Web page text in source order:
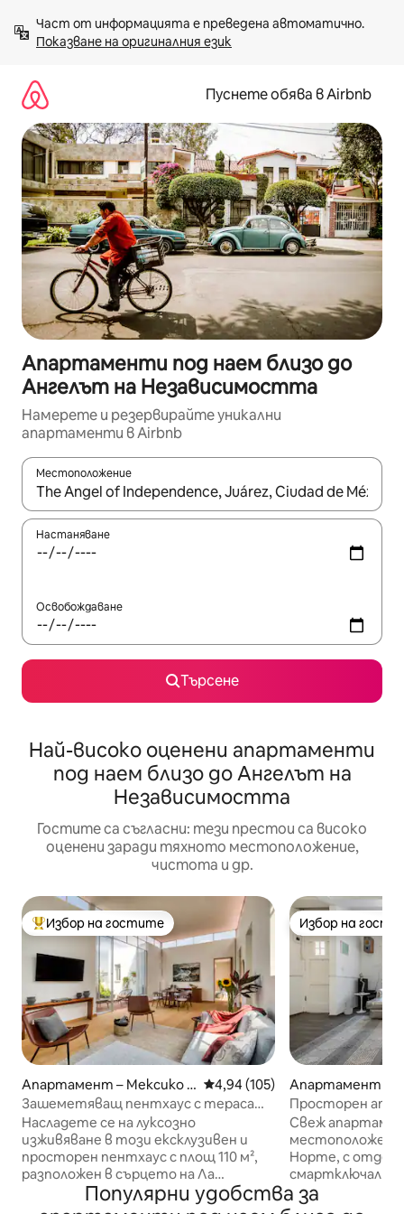
към
съдържанието
Показване на оригиналния език
Пуснете обява в Airbnb
Апартаменти под наем близо до
Ангелът на Независимостта
Намерете и резервирайте уникални
апартаменти в Airbnb
Местоположение
Когато резултатите се покажат, използвайте
Настаняване
Освобождаване
Търсене
Най-високо оценени апартаменти
под наем близо до Ангелът на
Независимостта
Гостите са съгласни: тези престои са високо
оценени заради тяхното местоположение,
чистота и др.
Най-популярен избор на гостите
Избор на гостите
Апартамент – Мексико С
ити
Средна оценка: 4,94 от 5,
4,94 (105)
Зашеметяващ пентхаус с тераса
от известен архитект
Насладете се на луксозно
изживяване в този ексклузивен и
просторен пентхаус с площ 110 м²,
разположен в сърцето на Ла
Кондеса, на няколко крачки от
Амстердам Авеню и емблематичния
Избор на
Избор на
Апартамент –
ити
Просторен
тераса в
Свеж
Норте, с
смартключалка
Отворено
всекидневна и
Популярни удобства за